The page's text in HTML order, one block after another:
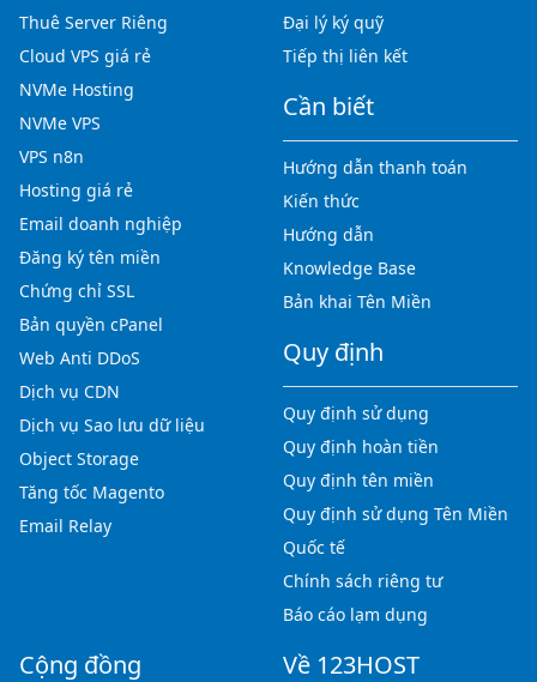
Thuê Server Riêng
Cloud VPS giá rẻ
NVMe Hosting
NVMe VPS
VPS n8n
Hosting giá rẻ
Email doanh nghiệp
Đăng ký tên miền
Chứng chỉ SSL
Bản quyền cPanel
Web Anti DDoS
Dịch vụ CDN
Dịch vụ Sao lưu dữ liệu
Object Storage
Tăng tốc Magento
Email Relay
Đại lý ký quỹ
Tiếp thị liên kết
Cần biết
Hướng dẫn thanh toán
Kiến thức
Hướng dẫn
Knowledge Base
Bản khai Tên Miền
Quy định
Quy định sử dụng
Quy định hoàn tiền
Quy định tên miền
Quy định sử dụng Tên Miền
Quốc tế
Chính sách riêng tư
Báo cáo lạm dụng
Cộng đồng Về 123HOST